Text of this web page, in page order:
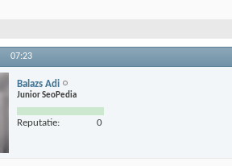
07:23
Balazs Adi
Junior SeoPedia
Reputatie: 0